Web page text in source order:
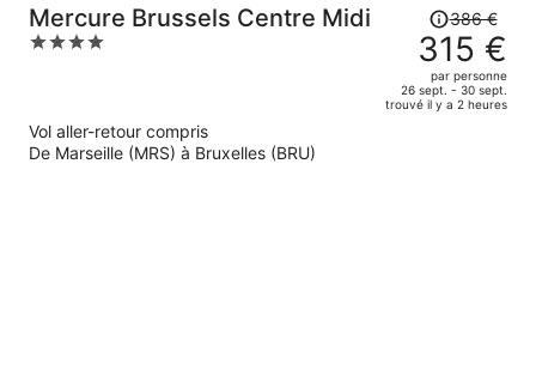
Mercure Brussels Centre Midi
4
Le
prix
était
de
386 €.
386 €
315 €
par personne
26 sept. - 30 sept.
trouvé il y a 2 heures
Vol aller-retour compris
De Marseille (MRS) à Bruxelles (BRU)